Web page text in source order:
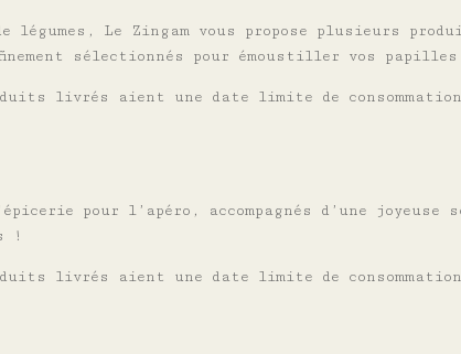
Le Zingam vous propose plusieurs
sélectionnés pour émoustiller vos papilles
livrés aient une date limite de
pour l’apéro, accompagnés d’une joyeuse
!
livrés aient une date limite de